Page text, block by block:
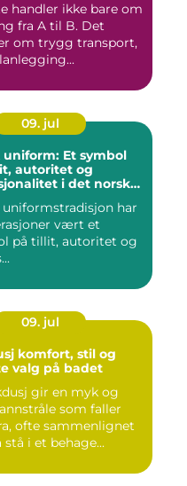
handler ikke bare om
fra A til B. Det
om trygg transport,
09. jul
uniform: Et symbol
autoritet og
i det norske
uniformstradisjon har
vært et
på tillit, autoritet og
09. jul
og
valg på badet
gir en myk og
som faller
ofte sammenlignet
stå i et behage...